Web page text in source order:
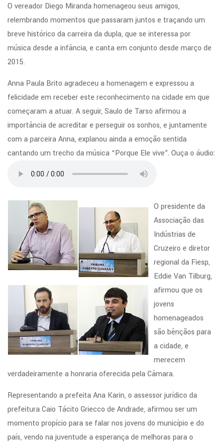
O vereador Diego Miranda homenageou seus amigos,
relembrando momentos que passaram juntos e traçando um
breve histórico da carreira da dupla, que se interessa por
música desde a infância, e canta em conjunto desde março de
2015.
Anna Paula Brito agradeceu a homenagem e expressou a
felicidade em receber este reconhecimento na cidade em que
começaram a atuar. A seguir, Saulo de Tarso afirmou a
importância de acreditar e perseguir os sonhos, e juntamente
com a parceira Anna, explanou ainda a emoção sentida
cantando um trecho da música “Porque Ele vive”. Ouça o áudio:
O presidente da
Associação das
Indústrias de
Cruzeiro e diretor
regional da Fiesp,
Eddie Van Tilburg,
afirmou que os
jovens
homenageados
são bênçãos para
a cidade, e
merecem
verdadeiramente a honraria oferecida pela Câmara.
Representando a prefeita Ana Karin, o assessor jurídico da
prefeitura Caio Tácito Griecco de Andrade, afirmou ser um
momento propício para se falar nos jovens do município e do
país, vendo na juventude a esperança de melhoras para o